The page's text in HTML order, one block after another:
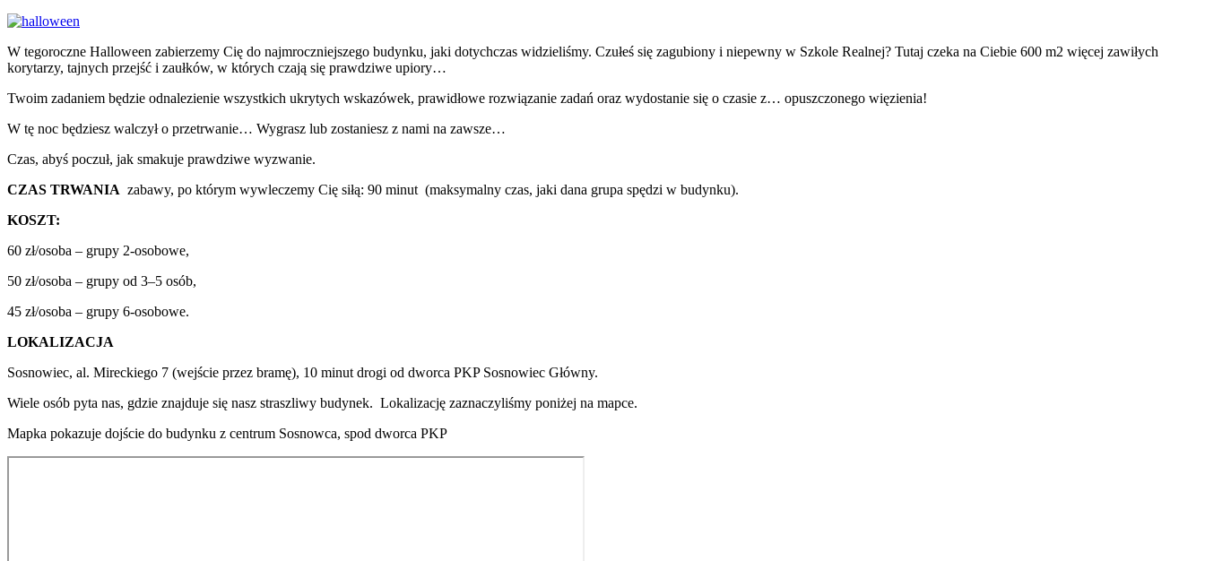
W tegoroczne Halloween zabierzemy Cię do najmroczniejszego budynku, jaki dotychczas widzieliśmy. Czułeś się zagubiony i niepewny w Szkole Realnej? Tutaj czeka na Ciebie 600 m2 więcej zawiłych
korytarzy, tajnych przejść i zaułków, w których czają się prawdziwe upiory…
Twoim zadaniem będzie odnalezienie wszystkich ukrytych wskazówek, prawidłowe rozwiązanie zadań oraz wydostanie się o czasie z… opuszczonego więzienia!
W tę noc będziesz walczył o przetrwanie… Wygrasz lub zostaniesz z nami na zawsze…
Czas, abyś poczuł, jak smakuje prawdziwe wyzwanie.
CZAS TRWANIA zabawy, po którym wywleczemy Cię siłą: 90 minut (maksymalny czas, jaki dana grupa spędzi w budynku).
KOSZT:
60 zł/osoba – grupy 2-osobowe,
50 zł/osoba – grupy od 3–5 osób,
45 zł/osoba – grupy 6-osobowe.
LOKALIZACJA
Sosnowiec, al. Mireckiego 7 (wejście przez bramę), 10 minut drogi od dworca PKP Sosnowiec Główny.
Wiele osób pyta nas, gdzie znajduje się nasz straszliwy budynek. Lokalizację zaznaczyliśmy poniżej na mapce.
Mapka pokazuje dojście do budynku z centrum Sosnowca, spod dworca PKP